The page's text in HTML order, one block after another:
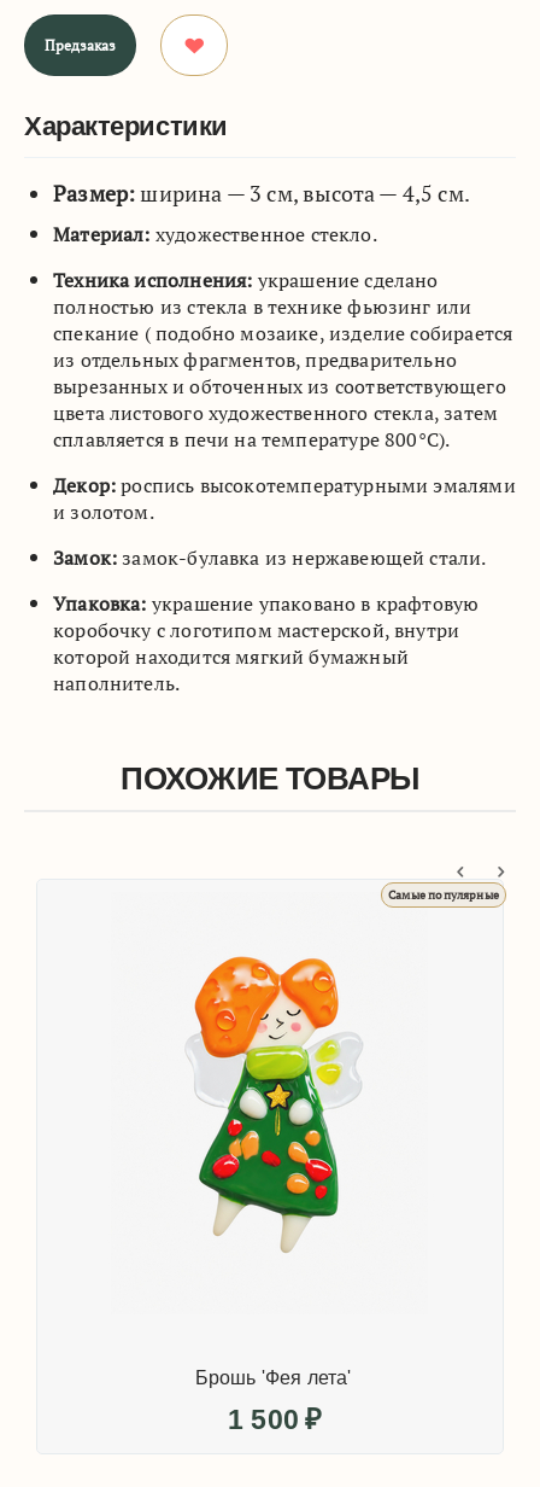
Предзаказ
Характеристики
Размер:ширина — 3 см, высота — 4,5 см.
Материал: художественное стекло.
Техника исполнения: украшение сделано
полностью из стекла в технике фьюзинг или
спекание ( подобно мозаике, изделие собирается
из отдельных фрагментов, предварительно
вырезанных и обточенных из соответствующего
цвета листового художественного стекла, затем
сплавляется в печи на температуре 800°C).
Декор:роспись высокотемпературными эмалями
и золотом.
Замок:замок-булавка из нержавеющей стали.
Упаковка: украшение упаковано в крафтовую
коробочку с логотипом мастерской, внутри
которой находится мягкий бумажный
наполнитель.
ПОХОЖИЕ ТОВАРЫ
Самые популярные
Брошь 'Фея лета'
1 500 ₽